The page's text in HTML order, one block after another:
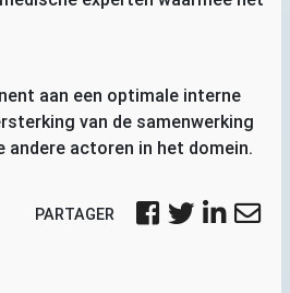
aan een optimale interne
van de samenwerking
andere actoren in het domein.
PARTAGER